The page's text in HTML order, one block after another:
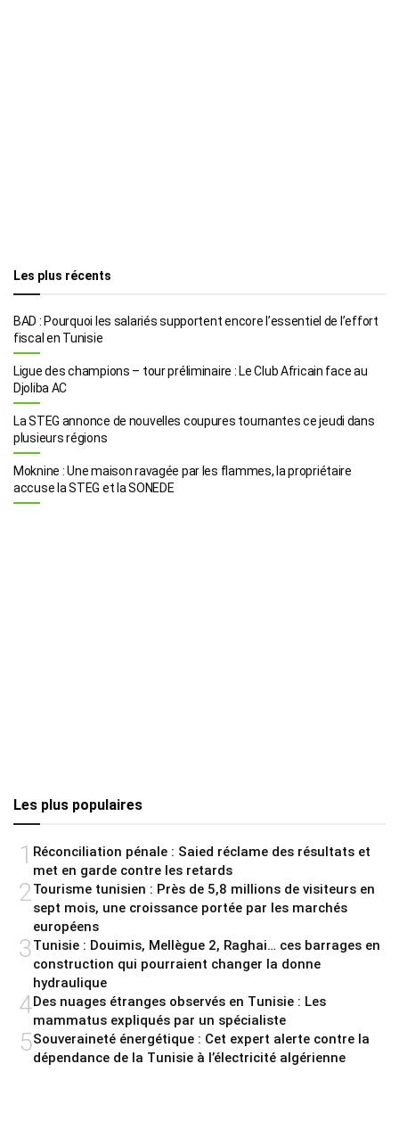
Les plus récents
BAD : Pourquoi les salariés supportent encore l’essentiel de l’effort
fiscal en Tunisie
Ligue des champions – tour préliminaire : Le Club Africain face au
Djoliba AC
La STEG annonce de nouvelles coupures tournantes ce jeudi dans
plusieurs régions
Moknine : Une maison ravagée par les flammes, la propriétaire
accuse la STEG et la SONEDE
Les plus populaires
1 Réconciliation pénale : Saied réclame des résultats et
met en garde contre les retards
2Tourisme tunisien : Près de 5,8 millions de visiteurs en
sept mois, une croissance portée par les marchés
européens
3Tunisie : Douimis, Mellègue 2, Raghai… ces barrages en
construction qui pourraient changer la donne
hydraulique
4Des nuages étranges observés en Tunisie : Les
mammatus expliqués par un spécialiste
5Souveraineté énergétique : Cet expert alerte contre la
dépendance de la Tunisie à l’électricité algérienne